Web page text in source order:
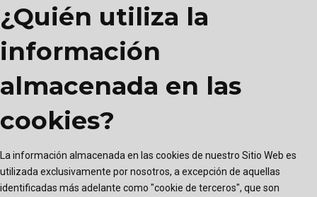
¿Quién utiliza la
información
almacenada en las
cookies?
La información almacenada en las cookies de nuestro Sitio Web es
utilizada exclusivamente por nosotros, a excepción de aquellas
identificadas más adelante como "cookie de terceros", que son